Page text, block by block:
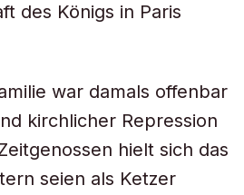
des Königs in Paris
war damals offenbar
kirchlicher Repression
hielt sich das
seien als Ketzer